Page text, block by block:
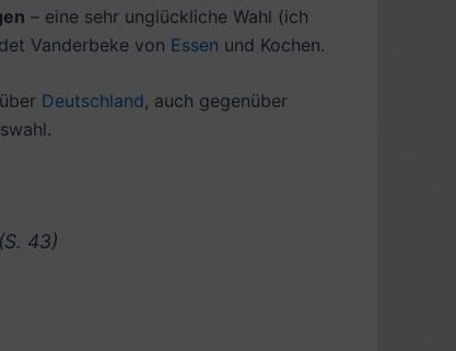
– eine sehr unglückliche Wahl (ich
Vanderbeke von Essen und Kochen.
Deutschland, auch gegenüber
43)